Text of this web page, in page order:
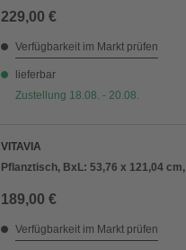
229,00 €
Verfügbarkeit im Markt prüfen
lieferbar
Zustellung 18.08. - 20.08.
VITAVIA
Pflanztisch, BxL: 53,76 x 121,04
189,00 €
Verfügbarkeit im Markt prüfen